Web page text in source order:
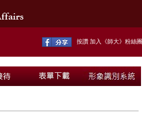
按讚 加入《師大》粉絲團